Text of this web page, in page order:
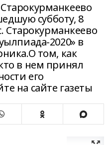
субботу, 8
Старокурманкеево
2020» в
том, как
в нем принял
его
на сайте газеты